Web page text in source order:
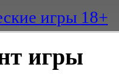
игры 18+
игры